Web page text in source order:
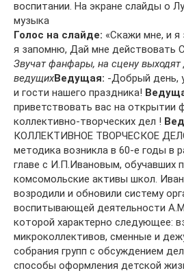
воспитании. На экране слайды о
музыка
Голос на слайде: «Скажи мне, и я
я запомню, Дай мне действовать
Звучат фанфары, на сцену выходят
ведущихВедущая: -Добрый день,
и гости нашего праздника!
приветствовать вас на открытии
коллективно-творческих дел !
КОЛЛЕКТИВНОЕ ТВОРЧЕСКОЕ
методика возникла в 60-е годы в
главе с И.П.Ивановым, обучавших
комсомольские активы школ.
возродили и обновили систему
воспитывающей деятельности
которой характерно следующее:
микроколлективов, сменные и
собрания групп с обсуждением
способы оформления детской